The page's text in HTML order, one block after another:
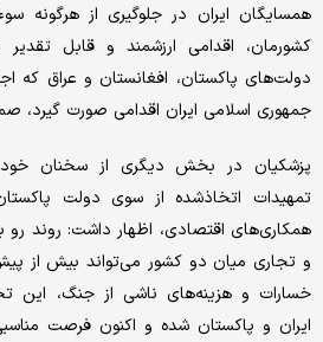
همسایگان ایران در جلوگیری از هرگونه
کشورمان، اقدامی ارزشمند و قابل
دولت‌های پاکستان، افغانستان و عراق که
جمهوری اسلامی ایران اقدامی صورت گیرد،
پزشکیان در بخش دیگری از سخنان
تمهیدات اتخاذشده از سوی دولت
همکاری‌های اقتصادی، اظهار داشت: روند
و تجاری میان دو کشور می‌تواند بیش از
خسارات و هزینه‌های ناشی از جنگ، این
ایران و پاکستان شده و اکنون فرصت